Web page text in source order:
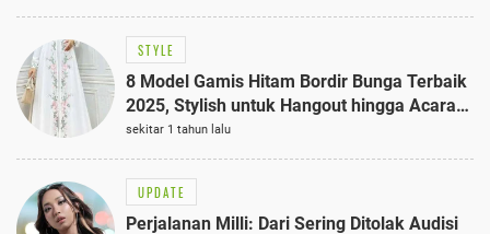
STYLE
8 Model Gamis Hitam Bordir Bunga Terbaik
2025, Stylish untuk Hangout hingga Acara
Semi-Formal
sekitar 1 tahun lalu
UPDATE
Perjalanan Milli: Dari Sering Ditolak Audisi